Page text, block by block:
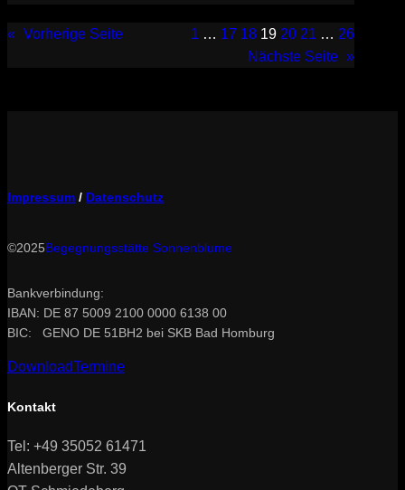
« Vorherige Seite 1 … 17 18 19 20 21 … 26
Nächste Seite »
Impressum / Datenschutz
©2025Begegnungsstätte Sonnenblume
Bankverbindung:
IBAN: DE 87 5009 2100 0000 6138 00
BIC: GENO DE 51BH2 bei SKB Bad Homburg
DownloadTermine
Kontakt
Tel: +49 35052 61471
Altenberger Str. 39